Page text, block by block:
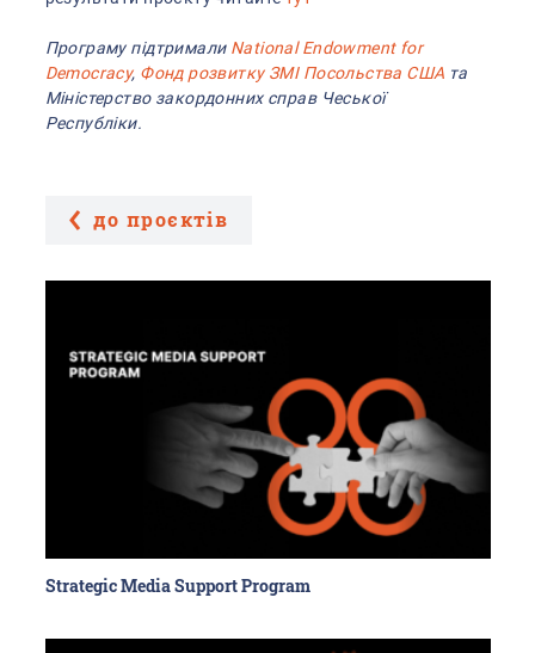
Програму підтримали National Endowment for
Democracy, Фонд розвитку ЗМІ Посольства США та
Міністерство закордонних справ Чеської
Республіки.
до проєктів
Strategic Media Support Program